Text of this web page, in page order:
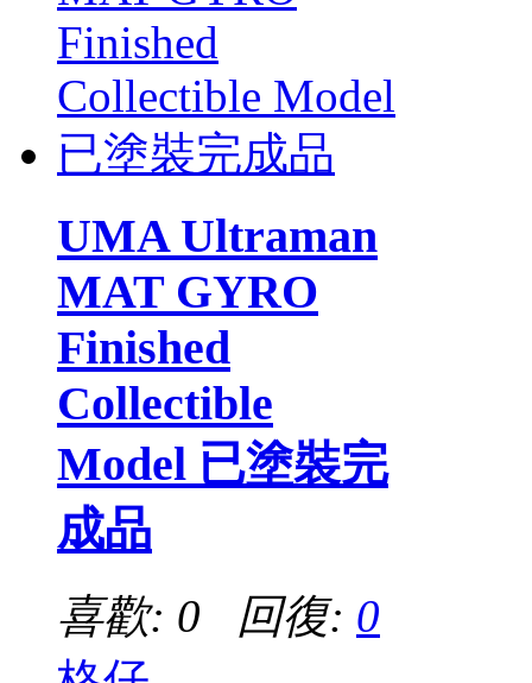
UMA Ultraman
MAT GYRO
Finished
Collectible
Model 已塗裝完
成品
喜歡: 0 回復: 0